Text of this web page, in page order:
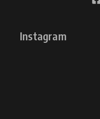
Instagram